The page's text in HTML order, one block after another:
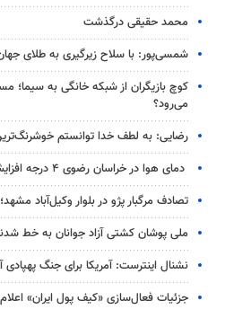
محمد حقیقی درگذشت
شمسی‌پور: با سلاح زیرگیری به طلای
کوچ بازیگران از شبکه خانگی به
می‌رود؟
رضایی: به لطف خدا توانستم
دمای هوا در خراسان رضوی ۴ درجه افزایش می یابد
تصادف مرگبار پژو در بلوار وکیل‌آباد
ملی پوشان کشتی آزاد جوانان به خط
نشنال اینترست: آمریکا برای جنگ
جزئیات فعال‌سازی «کیف پول ایران»